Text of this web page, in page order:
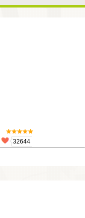
32644